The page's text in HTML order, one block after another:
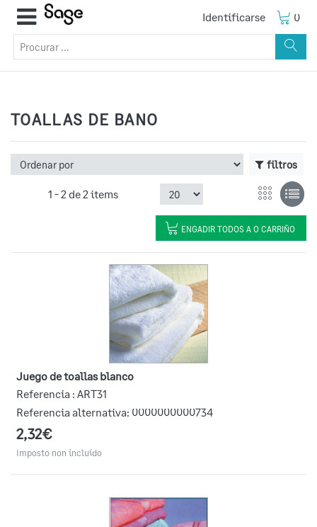
Identificarse 0
TOALLAS DE BANO
filtros
1 -2de2 items
ENGADIR TODOS A O CARRIÑO
Juego de toallas blanco
Referencia : ART31
Referencia alternativa: 0000000000734
2,32€
Imposto non incluído